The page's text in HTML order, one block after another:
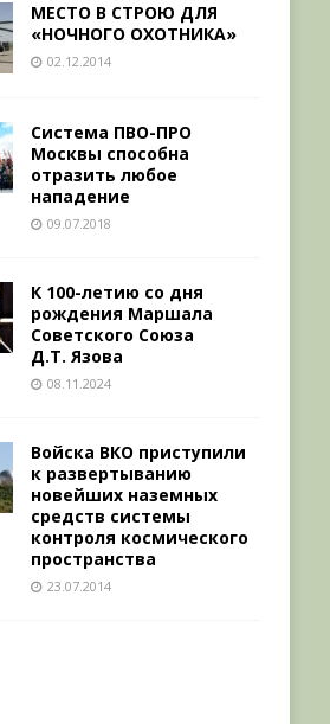
МЕСТО В СТРОЮ ДЛЯ
«НОЧНОГО ОХОТНИКА»
02.12.2014
Система ПВО-ПРО
Москвы способна
отразить любое
нападение
09.07.2018
К 100-летию со дня
рождения Маршала
Советского Союза
Д.Т. Язова
08.11.2024
Войска ВКО приступили
к развертыванию
новейших наземных
средств системы
контроля космического
пространства
23.07.2014